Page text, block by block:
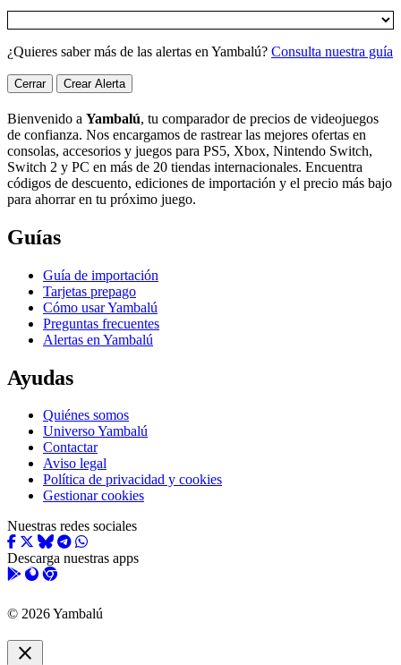
¿Quieres saber más de las alertas en Yambalú? Consulta nuestra guía
Cerrar Crear Alerta
Bienvenido a Yambalú, tu comparador de precios de videojuegos
de confianza. Nos encargamos de rastrear las mejores ofertas en
consolas, accesorios y juegos para PS5, Xbox, Nintendo Switch,
Switch 2 y PC en más de 20 tiendas internacionales. Encuentra
códigos de descuento, ediciones de importación y el precio más bajo
para ahorrar en tu próximo juego.
Guías
Guía de importación
Tarjetas prepago
Cómo usar Yambalú
Preguntas frecuentes
Alertas en Yambalú
Ayudas
Quiénes somos
Universo Yambalú
Contactar
Aviso legal
Política de privacidad y cookies
Gestionar cookies
Nuestras redes sociales
Descarga nuestras apps
© 2026 Yambalú
close